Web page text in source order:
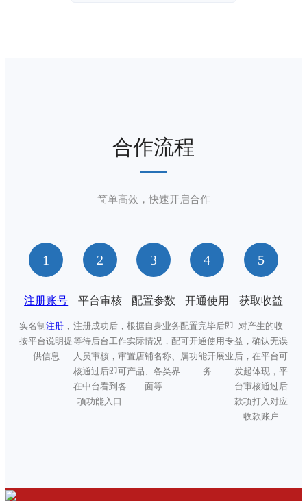
合作流程
简单高效，快速开启合作
1
注册账号
实名制注册 ，
按平台说明提
供信息
2
平台审核
注册成功后，
等待后台工作
人员审核，审
核通过后即可
在中台看到各
项功能入口
3
配置参数
根据自身业务
实际情况，配
置店铺名称、
产品、各类界
面等
4
开通使用
配置完毕后即
可开通使用专
属功能开展业
务
5
获取收益
对产生的收
益，确认无误
后，在平台可
发起体现，平
台审核通过后
款项打入对应
收款账户